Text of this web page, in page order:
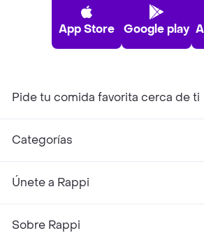
App Store Google play
Pide tu comida favorita cerca de ti
Categorías
Únete a Rappi
Sobre Rappi